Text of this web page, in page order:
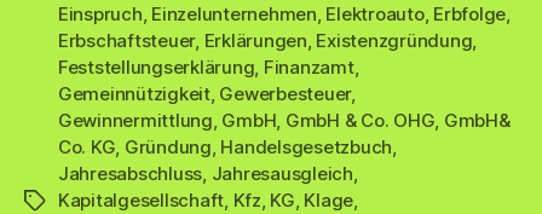
Schlagwörter
Einspruch, Einzelunternehmen, Elektroauto, Erbfolge,
Erbschaftsteuer, Erklärungen, Existenzgründung,
Feststellungserklärung, Finanzamt,
Gemeinnützigkeit, Gewerbesteuer,
Gewinnermittlung, GmbH, GmbH & Co. OHG, GmbH&
Co. KG, Gründung, Handelsgesetzbuch,
Jahresabschluss, Jahresausgleich,
Kapitalgesellschaft, Kfz, KG, Klage,